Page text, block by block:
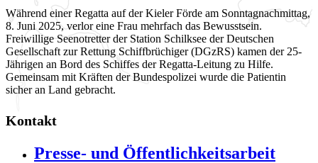
Während einer Regatta auf der Kieler Förde am Sonntagnachmittag,
8. Juni 2025, verlor eine Frau mehrfach das Bewusstsein.
Freiwillige Seenotretter der Station Schilksee der Deutschen
Gesellschaft zur Rettung Schiffbrüchiger (DGzRS) kamen der 25-
Jährigen an Bord des Schiffes der Regatta-Leitung zu Hilfe.
Gemeinsam mit Kräften der Bundespolizei wurde die Patientin
sicher an Land gebracht.
Kontakt
Presse- und Öffentlichkeitsarbeit